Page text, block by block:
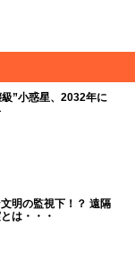
級”小惑星、2032年に
明の監視下！？ 遠隔
は・・・